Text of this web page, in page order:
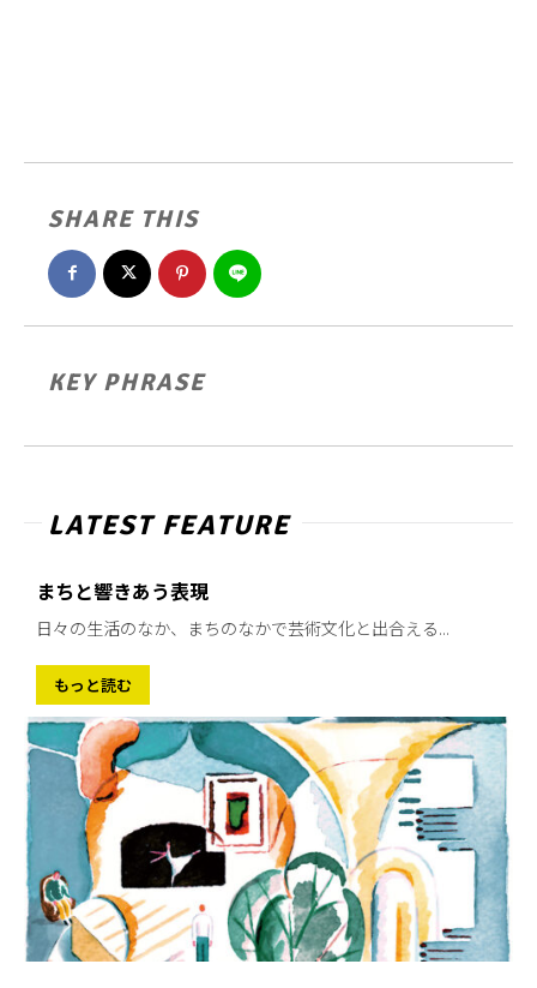
SHARE THIS
KEY PHRASE
LATEST FEATURE
まちと響きあう表現
日々の生活のなか、まちのなかで芸術文化と出合える...
もっと読む